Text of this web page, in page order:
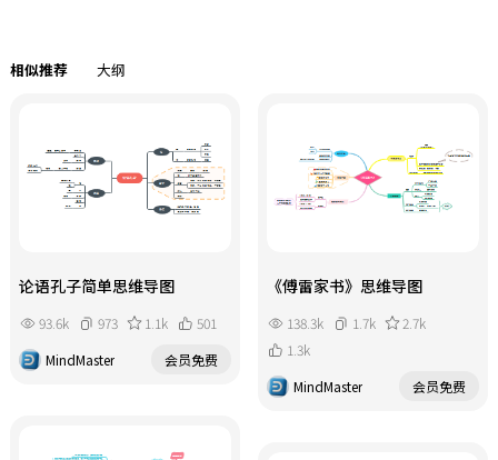
是模板的重点内容，涵盖了初始计量
和后续计量的各种情况，包括交易费
用的处理、不同计量属性的应用等，
为学习者提供了全面的计量指引。对
帮助考生快速梳理知识脉络，建立知
解与记忆，提高复习效率，提升应试
能力。
相似推荐 大纲
论语孔子简单思维导图
93.6k 973 1.1k
501
MindMaster
会员免费
《傅雷家书》思维导图
138.3k 1.7k
2.7k
1.3k
MindMaster
会员免费